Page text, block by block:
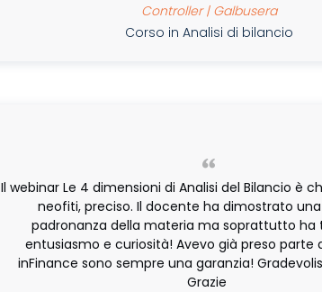
Controller | Galbusera
Corso in Analisi di bilancio
Il webinar Le 4 dimensioni di Analisi del Bilancio è
neofiti, preciso. Il docente ha dimostrato
padronanza della materia ma soprattutto ha
entusiasmo e curiosità! Avevo già preso parte
inFinance sono sempre una garanzia!
Grazie